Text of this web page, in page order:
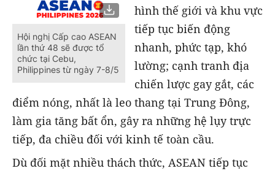
Hội nghị Cấp cao ASEAN
lần thứ 48 sẽ được tổ
chức tại Cebu,
Philippines từ ngày 7-8/5
hình thế giới và khu vực
tiếp tục biến động
nhanh, phức tạp, khó
lường; cạnh tranh địa
chiến lược gay gắt, các
điểm nóng, nhất là leo thang tại Trung Đông,
làm gia tăng bất ổn, gây ra những hệ lụy trực
tiếp, đa chiều đối với kinh tế toàn cầu.
Dù đối mặt nhiều thách thức, ASEAN tiếp tục